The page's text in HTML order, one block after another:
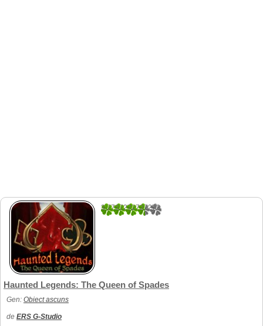
3.7727272727273
Haunted Legends: The Queen of Spades
Gen: Obiect ascuns
de ERS G-Studio